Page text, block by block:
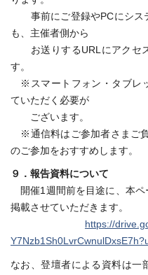
事前にご登録やPCにシス
も、主催者側から
お送りするURLにアクセス
す。
※スマートフォン・タブレ
ていただく必要が
ございます。
※通信料はご参加者さまご
のご参加をおすすめします。
９．報告資料について
開催1週間前を目途に、本ペ
掲載させていただきます。
https://
なお、登壇者による資料は一